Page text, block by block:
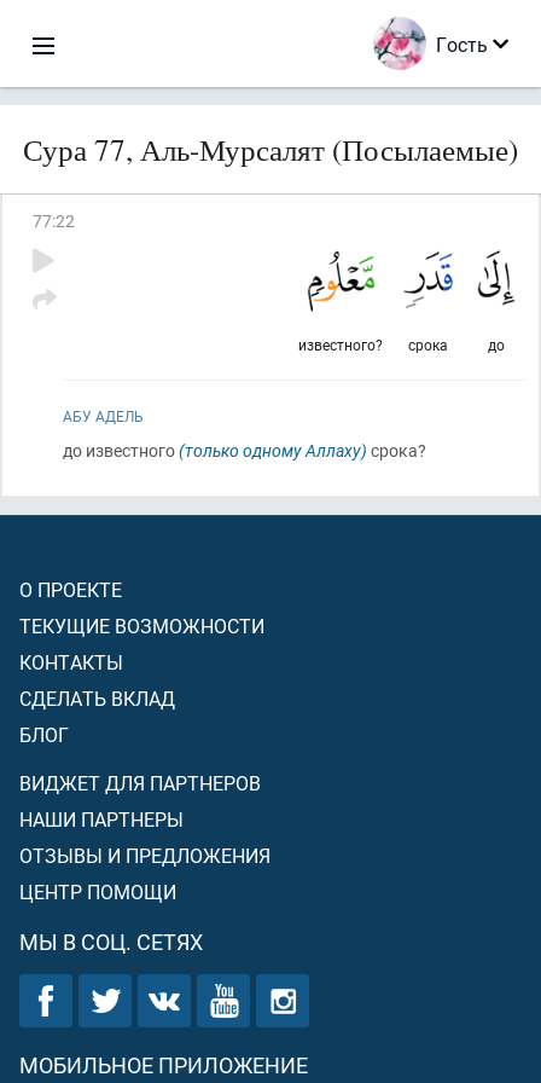
Гость
Сура 77, Аль-Мурсалят (Посылаемые)
77:22
до
срока
известного?
АБУ АДЕЛЬ
до известного(только одному Аллаху) срока?
О ПРОЕКТЕ
ТЕКУЩИЕ ВОЗМОЖНОСТИ
КОНТАКТЫ
СДЕЛАТЬ ВКЛАД
БЛОГ
ВИДЖЕТ ДЛЯ ПАРТНЕРОВ
НАШИ ПАРТНЕРЫ
ОТЗЫВЫ И ПРЕДЛОЖЕНИЯ
ЦЕНТР ПОМОЩИ
МЫ В СОЦ. СЕТЯХ
МОБИЛЬНОЕ ПРИЛОЖЕНИЕ